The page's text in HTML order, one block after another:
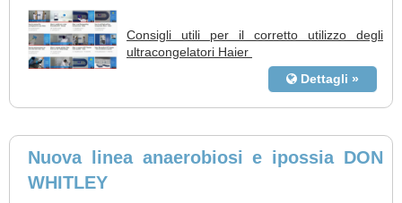
Consigli utili per il corretto utilizzo degli
ultracongelatori Haier
Dettagli »
Nuova linea anaerobiosi e ipossia DON
WHITLEY